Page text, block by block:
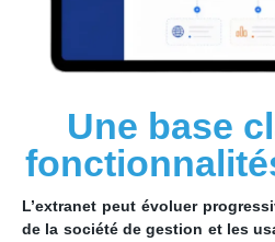
Une base
L’extranet peut évoluer
de la société de gestion et les